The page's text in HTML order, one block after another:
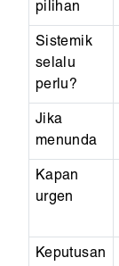
pilihan
Sistemik
selalu
perlu?
Jika
menunda
Kapan
urgen
Keputusan